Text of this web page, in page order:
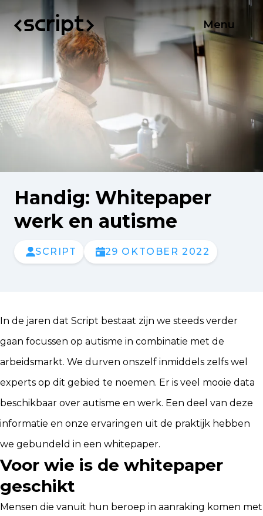
Menu
Handig: Whitepaper
werk en autisme
SCRIPT 29 OKTOBER 2022
In de jaren dat Script bestaat zijn we steeds verder
gaan focussen op autisme in combinatie met de
arbeidsmarkt. We durven onszelf inmiddels zelfs wel
experts op dit gebied te noemen. Er is veel mooie data
beschikbaar over autisme en werk. Een deel van deze
informatie en onze ervaringen uit de praktijk hebben
we gebundeld in een whitepaper.
Voor wie is de whitepaper
geschikt
Mensen die vanuit hun beroep in aanraking komen met